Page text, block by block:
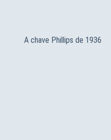
A chave Phillips de 1936